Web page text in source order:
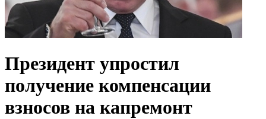
Президент упростил
получение компенсации
взносов на капремонт